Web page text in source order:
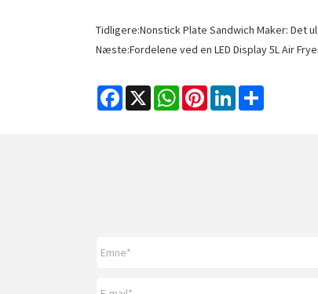
Tidligere:Nonstick Plate Sandwich Maker: Det
Næste:Fordelene ved en LED Display 5L Air
Facebook
X WhatsAppPinterestLinkedIn